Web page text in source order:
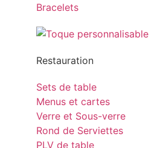
Bracelets
Restauration
Sets de table
Menus et cartes
Verre et Sous-verre
Rond de Serviettes
PLV de table